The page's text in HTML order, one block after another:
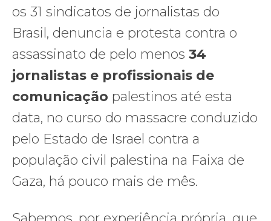
os 31 sindicatos de jornalistas do
Brasil, denuncia e protesta contra o
assassinato de pelo menos 34
jornalistas e profissionais de
comunicação palestinos até esta
data, no curso do massacre conduzido
pelo Estado de Israel contra a
população civil palestina na Faixa de
Gaza, há pouco mais de mês.